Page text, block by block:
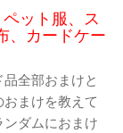
ット服、ス
、カードケー
全部おまけと
まけを教えて
ダムにおまけ